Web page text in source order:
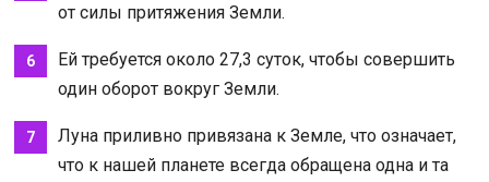
от силы притяжения Земли.
Ей требуется около 27,3 суток, чтобы совершить
один оборот вокруг Земли.
Луна приливно привязана к Земле, что означает,
что к нашей планете всегда обращена одна и та